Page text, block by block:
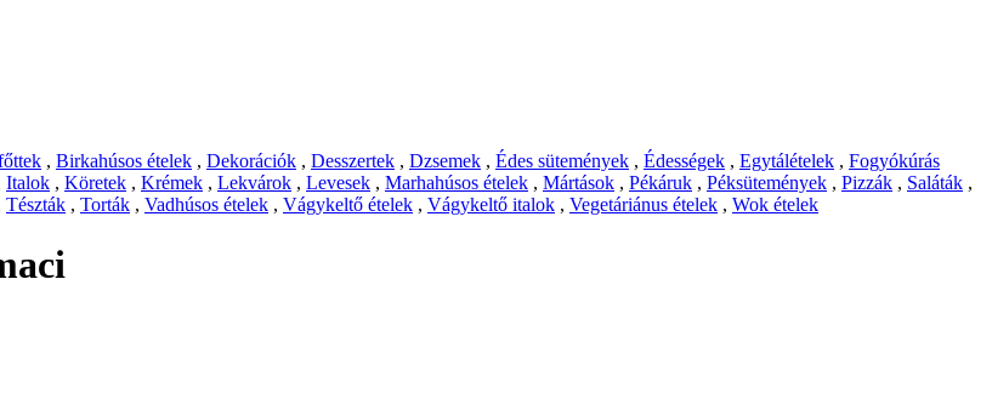
, Birkahúsos ételek , Dekorációk , Desszertek , Dzsemek , Édes sütemények , Édességek , Egytálételek , Fogyókúrás
Italok , Köretek , Krémek , Lekvárok , Levesek , Marhahúsos ételek , Mártások , Pékáruk , Péksütemények , Pizzák , Saláták ,
Tészták , Torták , Vadhúsos ételek , Vágykeltő ételek , Vágykeltő italok , Vegetáriánus ételek , Wok ételek